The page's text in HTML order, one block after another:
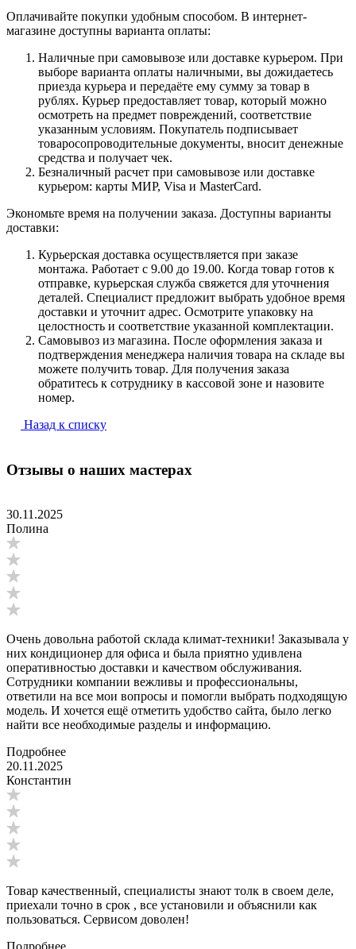
Оплачивайте покупки удобным способом. В интернет-
магазине доступны варианта оплаты:
Наличные при самовывозе или доставке курьером. При
выборе варианта оплаты наличными, вы дожидаетесь
приезда курьера и передаёте ему сумму за товар в
рублях. Курьер предоставляет товар, который можно
осмотреть на предмет повреждений, соответствие
указанным условиям. Покупатель подписывает
товаросопроводительные документы, вносит денежные
средства и получает чек.
Безналичный расчет при самовывозе или доставке
курьером: карты МИР, Visa и MasterCard.
Экономьте время на получении заказа. Доступны варианты
доставки:
Курьерская доставка осуществляется при заказе
монтажа. Работает с 9.00 до 19.00. Когда товар готов к
отправке, курьерская служба свяжется для уточнения
деталей. Специалист предложит выбрать удобное время
доставки и уточнит адрес. Осмотрите упаковку на
целостность и соответствие указанной комплектации.
Самовывоз из магазина. После оформления заказа и
подтверждения менеджера наличия товара на складе вы
можете получить товар. Для получения заказа
обратитесь к сотруднику в кассовой зоне и назовите
номер.
Назад к списку
Отзывы о наших мастерах
30.11.2025
Полина
Очень довольна работой склада климат-техники! Заказывала у
них кондиционер для офиса и была приятно удивлена
оперативностью доставки и качеством обслуживания.
Сотрудники компании вежливы и профессиональны,
ответили на все мои вопросы и помогли выбрать подходящую
модель. И хочется ещё отметить удобство сайта, было легко
найти все необходимые разделы и информацию.
Подробнее
20.11.2025
Константин
Товар качественный, специалисты знают толк в своем деле,
приехали точно в срок , все установили и объяснили как
пользоваться. Сервисом доволен!